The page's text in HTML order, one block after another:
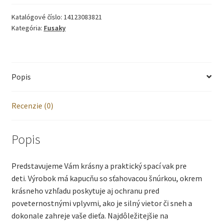
KOČÍKU
4V1
UP
Carmel
Katalógové číslo: 14123083821
Kategória: Fusaky
Popis
Recenzie (0)
Popis
Predstavujeme Vám krásny a praktický spací vak pre
deti. Výrobok má kapucňu so sťahovacou šnúrkou, okrem
krásneho vzhľadu poskytuje aj ochranu pred
poveternostnými vplyvmi, ako je silný vietor či sneh a
dokonale zahreje vaše dieťa. Najdôležitejšie na